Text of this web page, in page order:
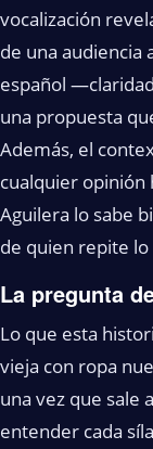
vocalización
de una audiencia
español
una propuesta
Además, el
cualquier opinión
Aguilera lo sabe
de quien repite
La pregunta
Lo que esta
vieja con ropa
una vez que sale
entender cada